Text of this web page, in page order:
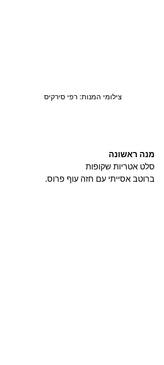
צילומי המנות: רפי סירקיס
מנה ראשונה
סלט אטריות שקופות
ברוטב אסייתי עם חזה עוף פרוס.